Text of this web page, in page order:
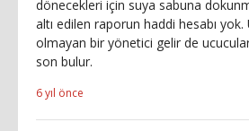
dönecekleri için suya sabuna
altı edilen raporun haddi hesabı yok.
olmayan bir yönetici gelir de
son bulur.
6 yıl önce